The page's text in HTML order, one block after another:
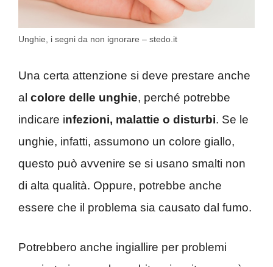
Unghie, i segni da non ignorare – stedo.it
Una certa attenzione si deve prestare anche
al colore delle unghie, perché potrebbe
indicare infezioni, malattie o disturbi. Se le
unghie, infatti, assumono un colore giallo,
questo può avvenire se si usano smalti non
di alta qualità. Oppure, potrebbe anche
essere che il problema sia causato dal fumo.
Potrebbero anche ingiallire per problemi